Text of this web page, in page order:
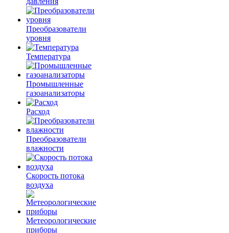
Преобразователи
уровня
Температура
Промышленные
газоанализаторы
Расход
Преобразователи
влажности
Скорость потока
воздуха
Метеорологические
приборы